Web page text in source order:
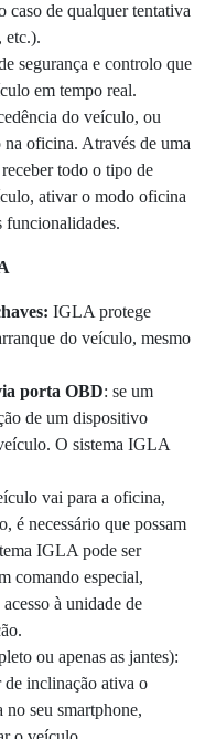
caso de qualquer tentativa
etc.).
segurança e controlo que
em tempo real.
do veículo, ou
oficina. Através de uma
todo o tipo de
ativar o modo oficina
funcionalidades.
IGLA protege
do veículo, mesmo
porta OBD: se um
de um dispositivo
O sistema IGLA
vai para a oficina,
é necessário que possam
IGLA pode ser
comando especial,
à unidade de
ou apenas as jantes):
de inclinação ativa o
seu smartphone,